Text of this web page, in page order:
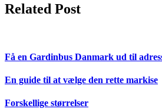
Related Post
Få en Gardinbus Danmark ud til
En guide til at vælge den rette markise
Forskellige størrelser